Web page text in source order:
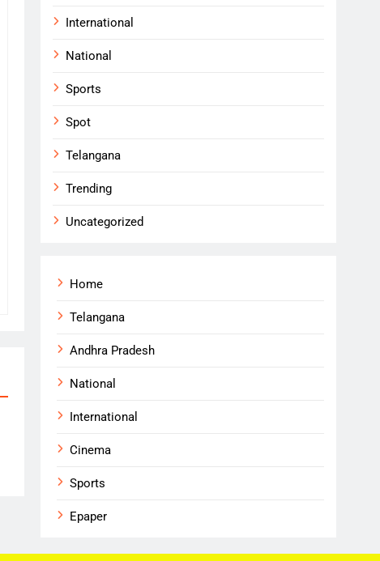
International
National
Sports
Spot
Telangana
Trending
Uncategorized
Home
Telangana
Andhra Pradesh
National
International
Cinema
Sports
Epaper